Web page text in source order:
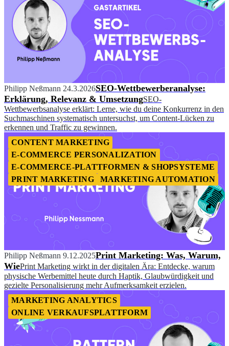
Philipp Neßmann 24.3.2026SEO-Wettbewerberanalyse:
Erklärung, Relevanz & UmsetzungSEO-
Wettbewerbsanalyse erklärt: Lerne, wie du deine Konkurrenz in den
Suchmaschinen systematisch untersuchst, um Content-Lücken zu
erkennen und Traffic zu gewinnen.
CONTENT MARKETING
E-COMMERCE PERSONALIZATION
E-COMMERCE-PLATTFORMEN & SHOPSYSTEME
PRINT MARKETING
MARKETING AUTOMATION
Philipp Neßmann 9.12.2025Print Marketing: Was, Warum,
WiePrint Marketing wirkt in der digitalen Ära: Entdecke, warum
physische Werbemittel heute durch Haptik, Glaubwürdigkeit und
gezielte Personalisierung mehr Aufmerksamkeit erzielen.
MARKETING ANALYTICS
ONLINE VERKAUFSPLATTFORM